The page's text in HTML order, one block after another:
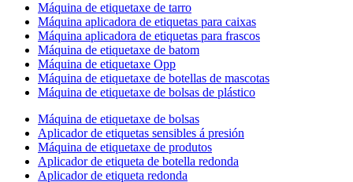
Máquina de etiquetaxe de tarro
Máquina aplicadora de etiquetas para caixas
Máquina aplicadora de etiquetas para frascos
Máquina de etiquetaxe de batom
Máquina de etiquetaxe Opp
Máquina de etiquetaxe de botellas de mascotas
Máquina de etiquetaxe de bolsas de plástico
Máquina de etiquetaxe de bolsas
Aplicador de etiquetas sensibles á presión
Máquina de etiquetaxe de produtos
Aplicador de etiqueta de botella redonda
Aplicador de etiqueta redonda